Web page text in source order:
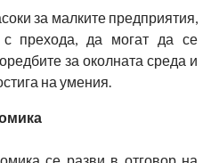
за малките предприятия,
прехода, да могат да се
за околната среда и
на умения.